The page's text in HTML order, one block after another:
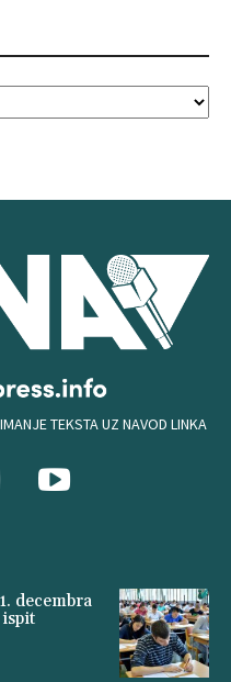
TEKSTA UZ NAVOD LINKA
decembra